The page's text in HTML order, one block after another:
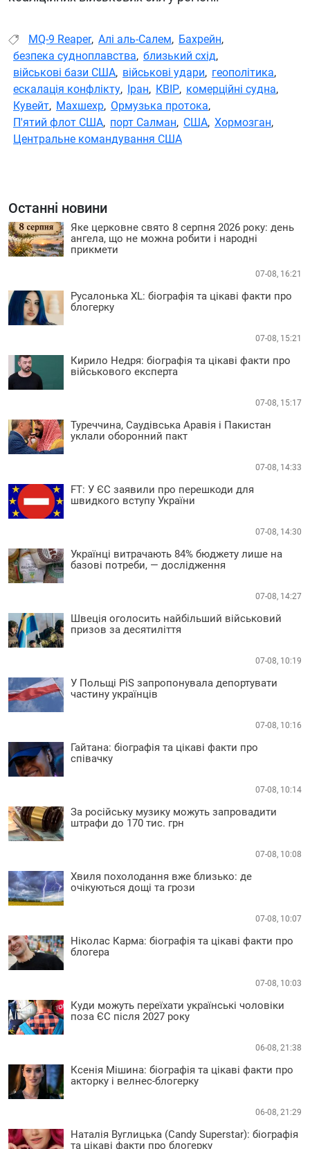
MQ-9 Reaper, Алі аль-Салем, Бахрейн,
безпека судноплавства, близький схід,
військові бази США, військові удари, геополітика,
ескалація конфлікту, Іран, КВІР, комерційні судна,
Кувейт, Махшехр, Ормузька протока,
П'ятий флот США, порт Салман, США, Хормозган,
Центральне командування США
Останні новини
Яке церковне свято 8 серпня 2026 року: день
ангела, що не можна робити і народні
прикмети
07-08, 16:21
Русалонька XL: біографія та цікаві факти про
блогерку
07-08, 15:21
Кирило Недря: біографія та цікаві факти про
військового експерта
07-08, 15:17
Туреччина, Саудівська Аравія і Пакистан
уклали оборонний пакт
07-08, 14:33
FT: У ЄС заявили про перешкоди для
швидкого вступу України
07-08, 14:30
Українці витрачають 84% бюджету лише на
базові потреби, — дослідження
07-08, 14:27
Швеція оголосить найбільший військовий
призов за десятиліття
07-08, 10:19
У Польщі PiS запропонувала депортувати
частину українців
07-08, 10:16
Гайтана: біографія та цікаві факти про
співачку
07-08, 10:14
За російську музику можуть запровадити
штрафи до 170 тис. грн
07-08, 10:08
Хвиля похолодання вже близько: де
очікуються дощі та грози
07-08, 10:07
Ніколас Карма: біографія та цікаві факти про
блогера
07-08, 10:03
Куди можуть переїхати українські чоловіки
поза ЄС після 2027 року
06-08, 21:38
Ксенія Мішина: біографія та цікаві факти про
акторку і велнес-блогерку
06-08, 21:29
Наталія Вуглицька (Candy Superstar): біографія
та цікаві факти про блогерку